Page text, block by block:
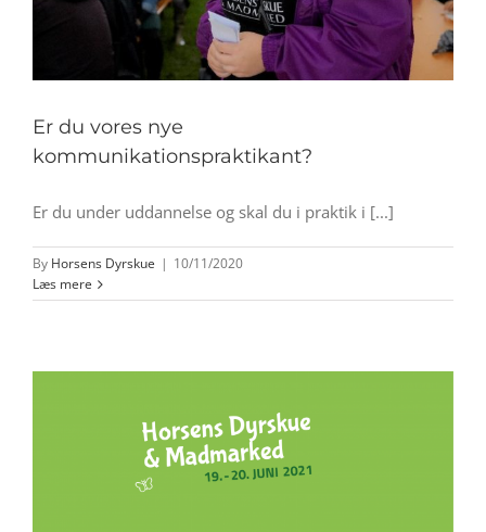
Er du vores nye
kommunikationspraktikant?
Er du under uddannelse og skal du i praktik i [...]
By Horsens Dyrskue | 10/11/2020
Læs mere